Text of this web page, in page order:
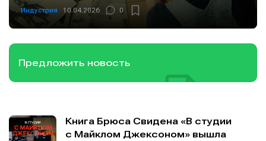
Индустрия 10.04.2026 0
Предложить новость
Книга Брюса Свидена «В студии
с Майклом Джексоном» вышла